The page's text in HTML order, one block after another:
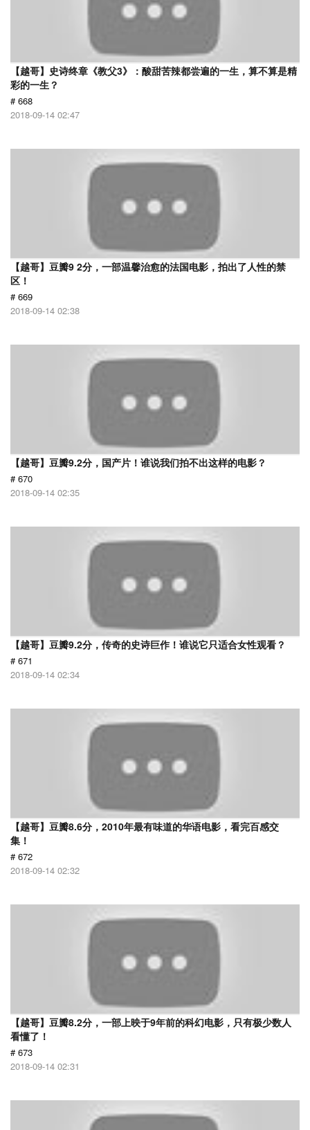
【越哥】史诗终章《教父3》：酸甜苦辣都尝遍的一生，算不算是精
彩的一生？
# 668
2018-09-14 02:47
【越哥】豆瓣9 2分，一部温馨治愈的法国电影，拍出了人性的禁
区！
# 669
2018-09-14 02:38
【越哥】豆瓣9.2分，国产片！谁说我们拍不出这样的电影？
# 670
2018-09-14 02:35
【越哥】豆瓣9.2分，传奇的史诗巨作！谁说它只适合女性观看？
# 671
2018-09-14 02:34
【越哥】豆瓣8.6分，2010年最有味道的华语电影，看完百感交
集！
# 672
2018-09-14 02:32
【越哥】豆瓣8.2分，一部上映于9年前的科幻电影，只有极少数人
看懂了！
# 673
2018-09-14 02:31